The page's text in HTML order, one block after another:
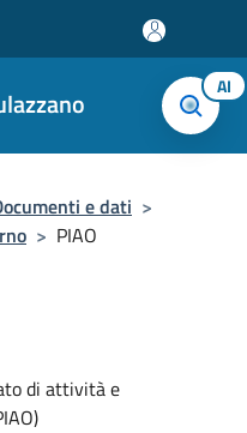
AI
e dati >
> PIAO
di attività e